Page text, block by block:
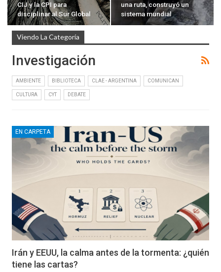
CIJ y la CPI para
disciplinar al Sur Global
una ruta, construyó un
sistema mundial
Viendo La Categoría
Investigación
AMBIENTE BIBLIOTECA CLAE - ARGENTINA COMUNICAN
CULTURA CYT DEBATE
EN CARPETA
Irán y EEUU, la calma antes de la tormenta: ¿quién
tiene las cartas?